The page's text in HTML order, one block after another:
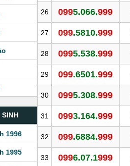
1996
1995
26 0995.066.999
27 099.5810.999
28 0995.538.999
29 099.6501.999
30 0995.308.999
31 0993.164.999
32 099.6884.999
33 0996.07.1999